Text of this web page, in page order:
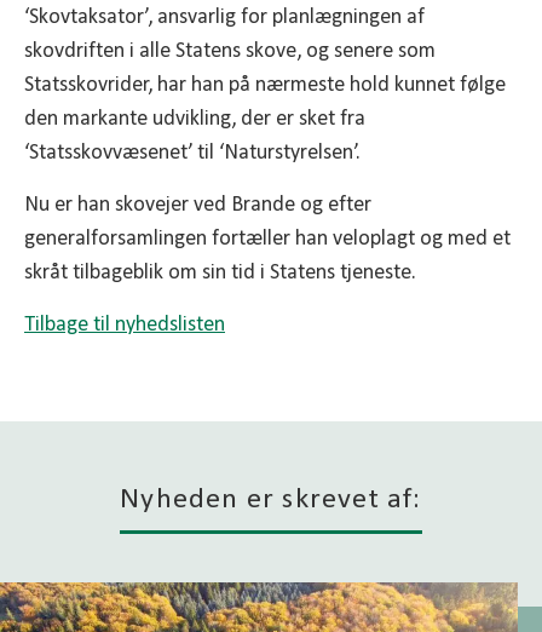
‘Skovtaksator’, ansvarlig for planlægningen af
skovdriften i alle Statens skove, og senere som
Statsskovrider, har han på nærmeste hold kunnet følge
den markante udvikling, der er sket fra
‘Statsskovvæsenet’ til ‘Naturstyrelsen’.
Nu er han skovejer ved Brande og efter
generalforsamlingen fortæller han veloplagt og med et
skråt tilbageblik om sin tid i Statens tjeneste.
Tilbage til nyhedslisten
Nyheden er skrevet af: